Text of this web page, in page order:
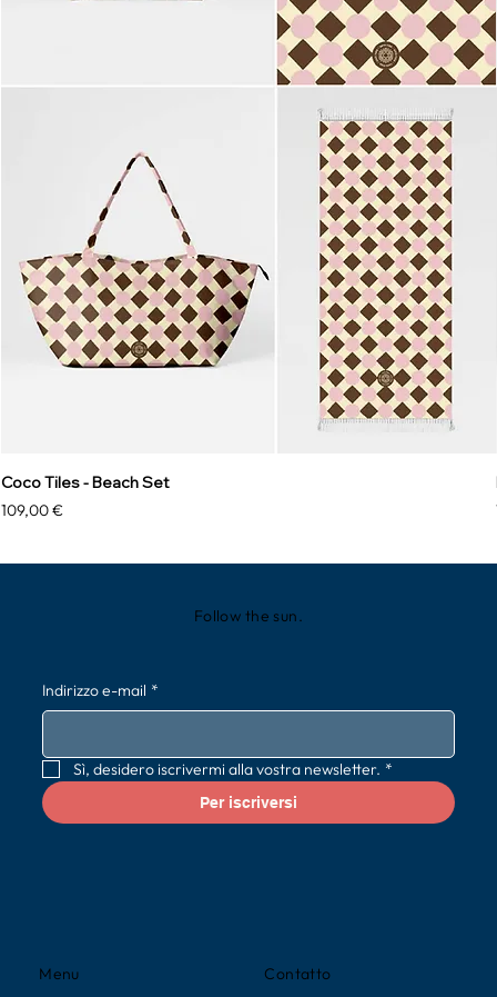
Coco Tiles - Beach Set
Prezzo
109,00 €
Contatto
Menu
Follow the sun.
Indirizzo e-mail *
Sì, desidero iscrivermi alla vostra newsletter. *
Per iscriversi